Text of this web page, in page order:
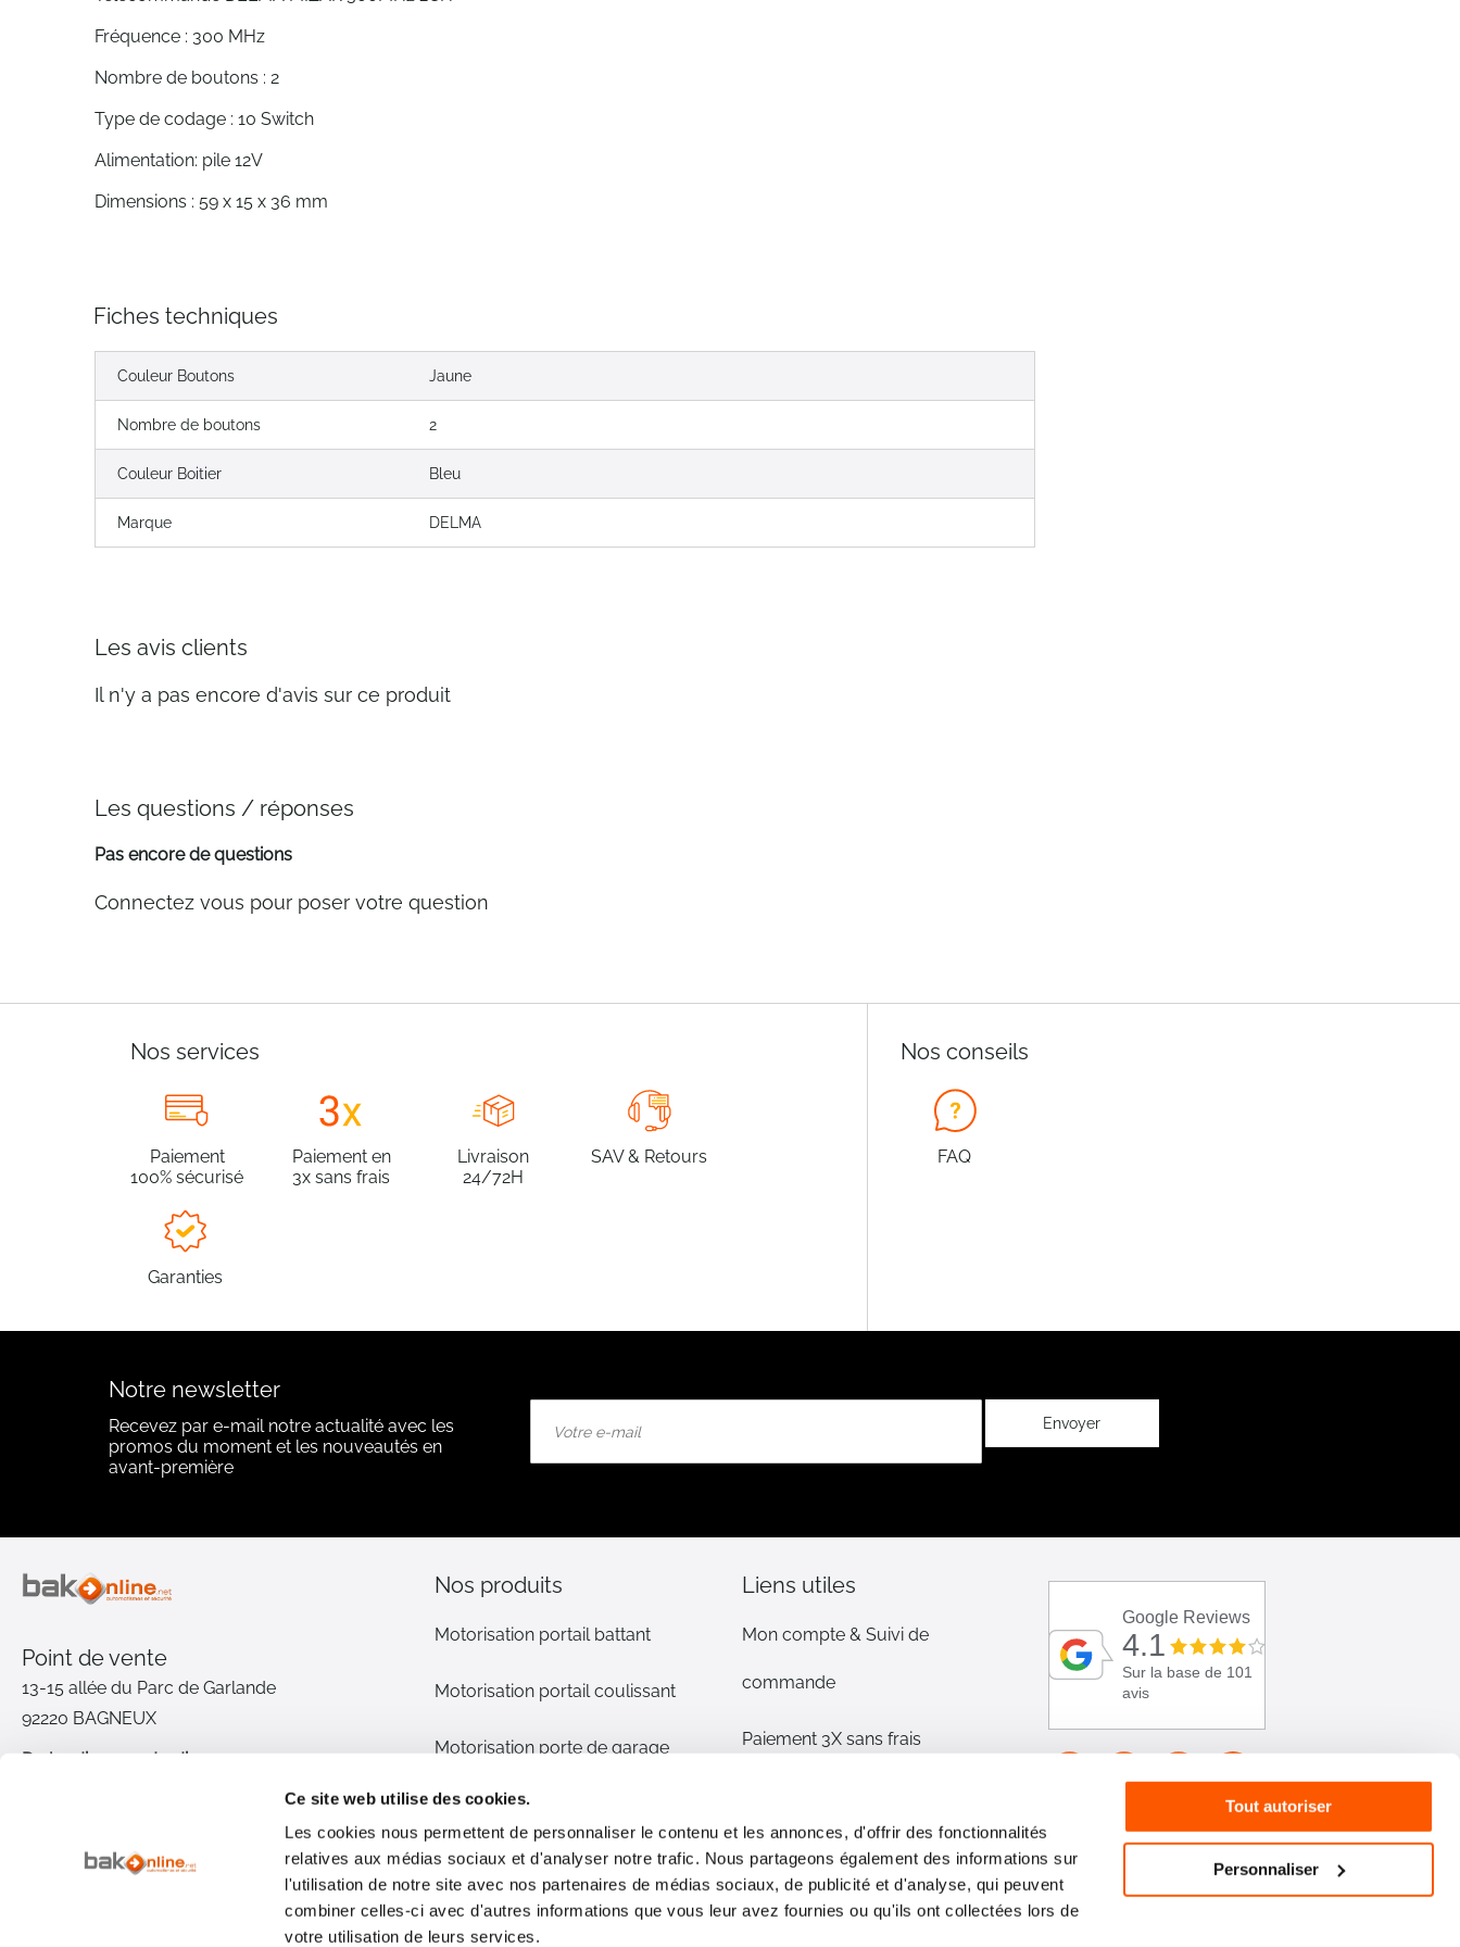
Ce site web utilise des cookies.
Les cookies nous permettent de personnaliser le contenu et les annonces, d'offrir des fonctionnalités
relatives aux médias sociaux et d'analyser notre trafic. Nous partageons également des informations sur
l'utilisation de notre site avec nos partenaires de médias sociaux, de publicité et d'analyse, qui peuvent
combiner celles-ci avec d'autres informations que vous leur avez fournies ou qu'ils ont collectées lors de
votre utilisation de leurs services.
Tout autoriser
Personnaliser
Fréquence : 300 MHz
Nombre de boutons : 2
Type de codage : 10 Switch
Alimentation: pile 12V
Dimensions : 59 x 15 x 36 mm
Fiches techniques
Couleur Boutons Jaune
Nombre de boutons 2
Couleur Boitier Bleu
Marque DELMA
Les avis clients
Il n'y a pas encore d'avis sur ce produit
Les questions / réponses
Pas encore de questions
Connectez vous pour poser votre question
Nos services
Paiement
100% sécurisé
Paiement en
3x sans frais
Livraison
24/72H
SAV & Retours
Garanties
Nos conseils
FAQ
Notre newsletter
Recevez par e-mail notre actualité avec les
promos du moment et les nouveautés en
avant-première
notre
:
Envoyer
Point de vente
13-15 allée du Parc de Garlande
92220 BAGNEUX
Du lundi au vendredi
01 46 72 30 00
Nos produits
Motorisation portail battant
Motorisation portail coulissant
Motorisation porte de garage
Motorisation volet
Pièces détachées
Interphone/alarme maison
Liens utiles
Mon compte & Suivi de
commande
Paiement 3X sans frais
CGV
Plan du site
Google Reviews
4.1
Sur la base de 101
avis